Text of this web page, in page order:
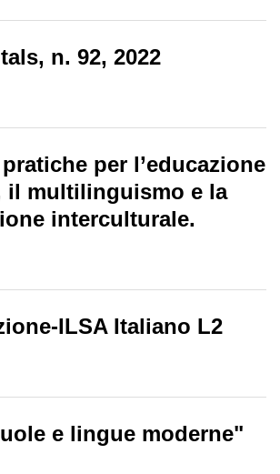
n. 92, 2022
per l’educazione
il multilinguismo e la
interculturale.
ILSA Italiano L2
e lingue moderne"